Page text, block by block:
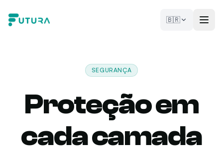
🇧🇷
SEGURANÇA
Proteção em
cada camada